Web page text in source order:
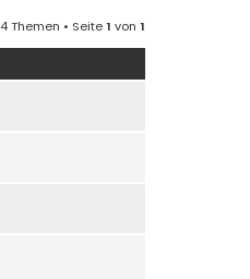
4 Themen • Seite1 von 1